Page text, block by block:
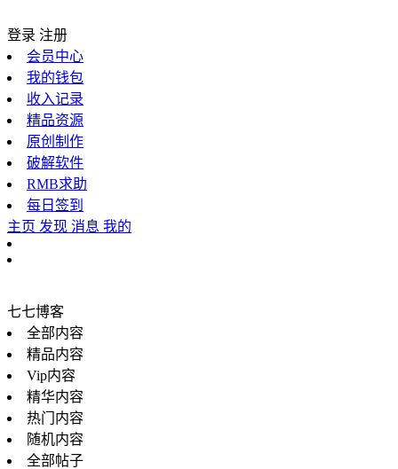
登录 注册
会员中心
我的钱包
收入记录
精品资源
原创制作
破解软件
RMB求助
每日签到
主页 发现 消息 我的
七七博客
全部内容
精品内容
Vip内容
精华内容
热门内容
随机内容
全部帖子